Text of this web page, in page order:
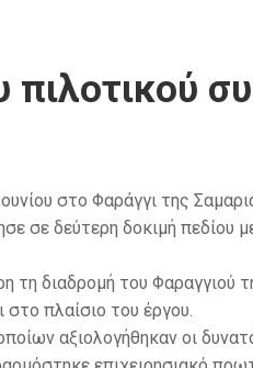
πιλοτικού
στο Φαράγγι της
σε δεύτερη δοκιμή πεδίου
τη διαδρομή του Φαραγγιού
πλαίσιο του έργου.
αξιολογήθηκαν οι